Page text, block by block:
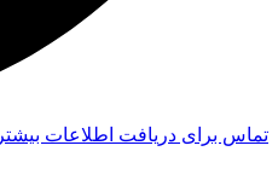
تماس برای دریافت اطلاعات بیشتر